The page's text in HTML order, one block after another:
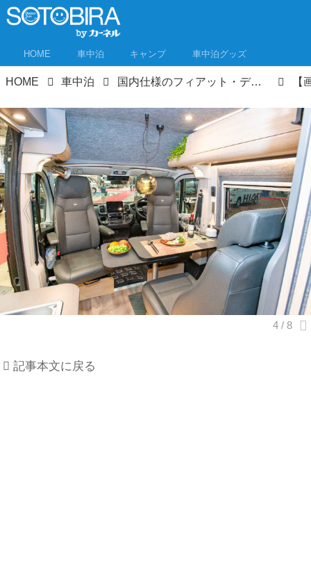
HOME 車中泊 キャンプ 車中泊グッズ
HOME 車中泊 国内仕様のフィアット・デュカトキャンピングカー！見た目はヨーロピアンだけど装備は日本の気候に合った国産クオリティ！
記事本文に戻る